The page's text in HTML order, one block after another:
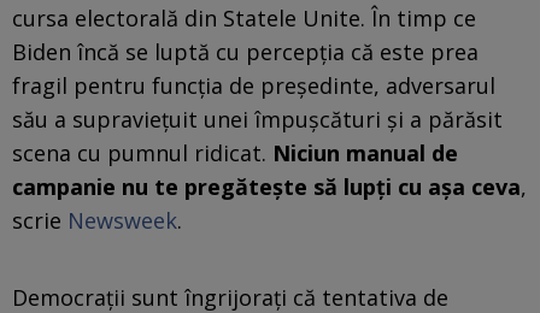
cursa electorală din Statele Unite. În timp ce
Biden încă se luptă cu percepția că este prea
fragil pentru funcția de președinte, adversarul
său a supraviețuit unei împușcături și a părăsit
scena cu pumnul ridicat. Niciun manual de
campanie nu te pregătește să lupți cu așa ceva,
scrie Newsweek.
Democrații sunt îngrijorați că tentativa de